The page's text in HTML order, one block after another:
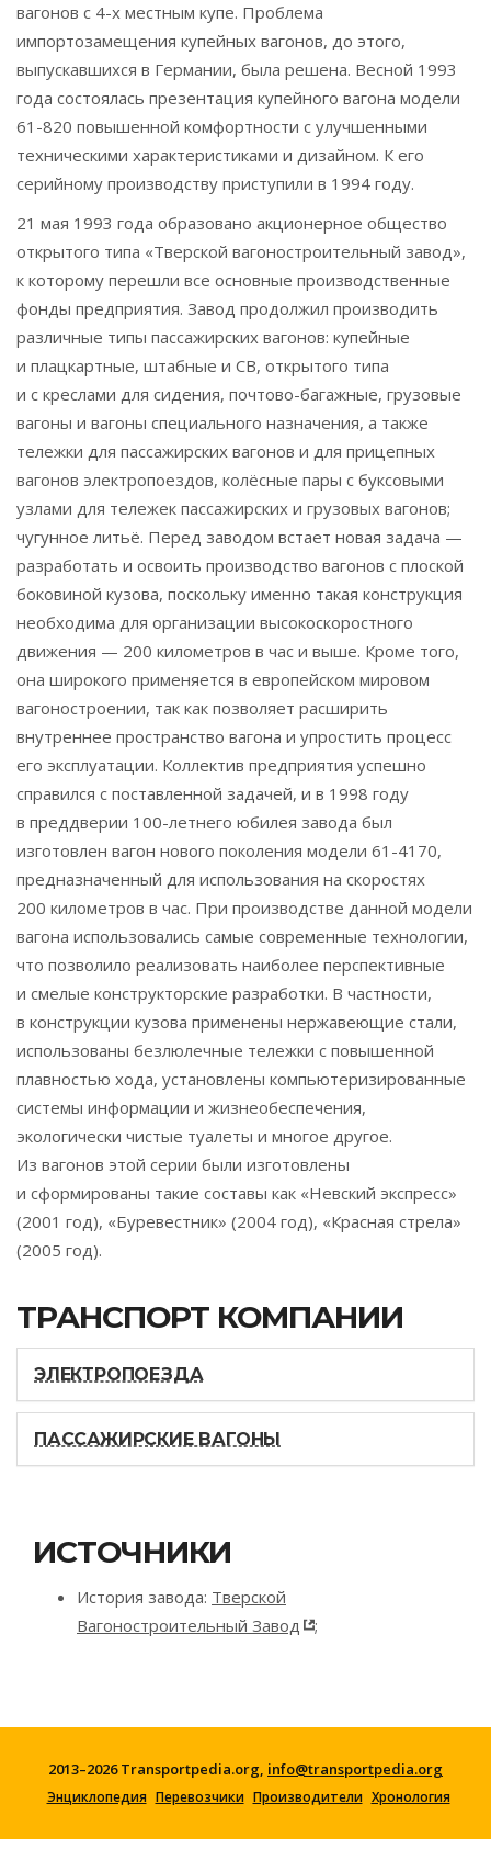
вагонов с 4-х местным купе. Проблема
импортозамещения купейных вагонов, до этого,
выпускавшихся в Германии, была решена. Весной 1993
года состоялась презентация купейного вагона модели
61-820 повышенной комфортности с улучшенными
техническими характеристиками и дизайном. К его
серийному производству приступили в 1994 году.
21 мая 1993 года образовано акционерное общество
открытого типа «Тверской вагоностроительный завод»,
к которому перешли все основные производственные
фонды предприятия. Завод продолжил производить
различные типы пассажирских вагонов: купейные
и плацкартные, штабные и СВ, открытого типа
и с креслами для сидения, почтово-багажные, грузовые
вагоны и вагоны специального назначения, а также
тележки для пассажирских вагонов и для прицепных
вагонов электропоездов, колёсные пары с буксовыми
узлами для тележек пассажирских и грузовых вагонов;
чугунное литьё. Перед заводом встает новая задача —
разработать и освоить производство вагонов с плоской
боковиной кузова, поскольку именно такая конструкция
необходима для организации высокоскоростного
движения — 200 километров в час и выше. Кроме того,
она широкого применяется в европейском мировом
вагоностроении, так как позволяет расширить
внутреннее пространство вагона и упростить процесс
его эксплуатации. Коллектив предприятия успешно
справился с поставленной задачей, и в 1998 году
в преддверии 100-летнего юбилея завода был
изготовлен вагон нового поколения модели 61-4170,
предназначенный для использования на скоростях
200 километров в час. При производстве данной модели
вагона использовались самые современные технологии,
что позволило реализовать наиболее перспективные
и смелые конструкторские разработки. В частности,
в конструкции кузова применены нержавеющие стали,
использованы безлюлечные тележки с повышенной
плавностью хода, установлены компьютеризированные
системы информации и жизнеобеспечения,
экологически чистые туалеты и многое другое.
Из вагонов этой серии были изготовлены
и сформированы такие составы как «Невский экспресс»
(2001 год), «Буревестник» (2004 год), «Красная стрела»
(2005 год).
ТРАНСПОРТ КОМПАНИИ
ЭЛЕКТРОПОЕЗДА
ПАССАЖИРСКИЕ ВАГОНЫ
ИСТОЧНИКИ
История завода: Тверской
Вагоностроительный Завод
;
2013–2026 Transportpedia.org, info@transportpedia.org
Энциклопедия Перевозчики Производители Хронология